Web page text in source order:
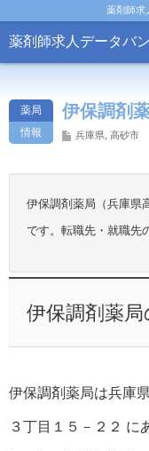
薬剤師求
薬剤師求人データバ
薬局
情報
伊保調剤
兵庫県 高砂市
伊保調剤薬局（兵庫県
です。転職先・就職先
伊保調剤薬局
伊保調剤薬局は兵庫
３丁目１５－２２ に